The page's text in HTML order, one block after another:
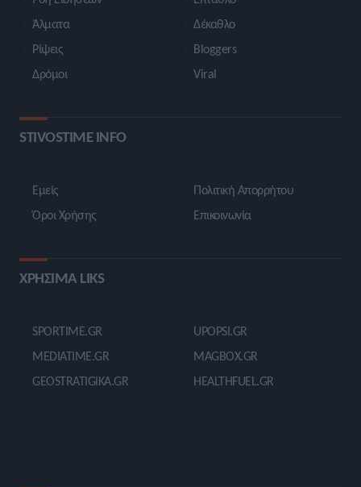
Άλματα
Ρίψεις
Δρόμοι
Δέκαθλο
Bloggers
Viral
STIVOSTIME INFO
Εμείς
Όροι Χρήσης
Πολιτική Απορρήτου
Επικοινωνία
ΧΡΗΣΙΜΑ LIKS
SPORTIME.GR
MEDIATIME.GR
GEOSTRATIGIKA.GR
UPOPSI.GR
MAGBOX.GR
HEALTHFUEL.GR